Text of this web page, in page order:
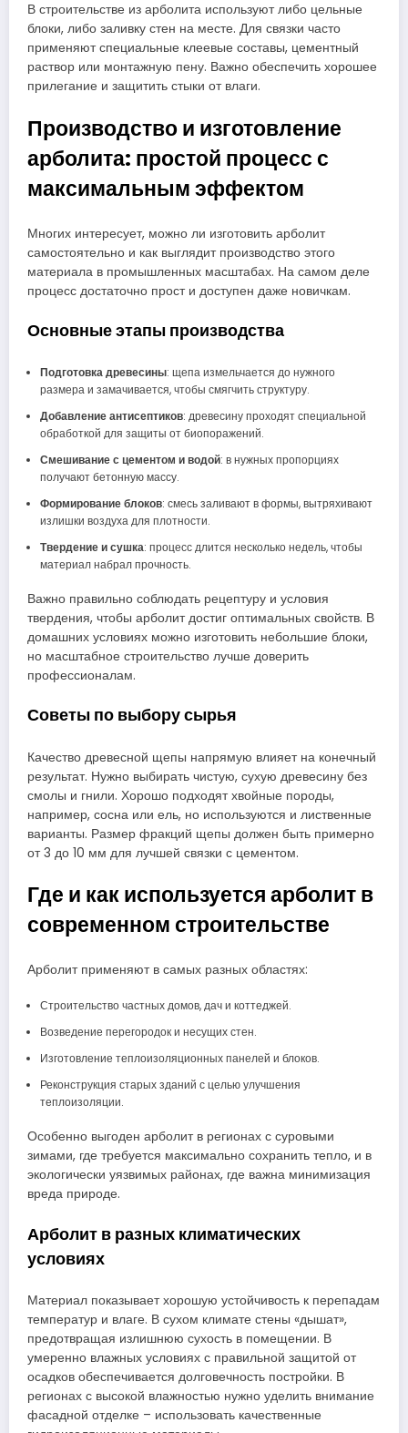
В строительстве из арболита используют либо цельные
блоки, либо заливку стен на месте. Для связки часто
применяют специальные клеевые составы, цементный
раствор или монтажную пену. Важно обеспечить хорошее
прилегание и защитить стыки от влаги.
Производство и изготовление
арболита: простой процесс с
максимальным эффектом
Многих интересует, можно ли изготовить арболит
самостоятельно и как выглядит производство этого
материала в промышленных масштабах. На самом деле
процесс достаточно прост и доступен даже новичкам.
Основные этапы производства
Подготовка древесины: щепа измельчается до нужного
размера и замачивается, чтобы смягчить структуру.
Добавление антисептиков: древесину проходят специальной
обработкой для защиты от биопоражений.
Смешивание с цементом и водой: в нужных пропорциях
получают бетонную массу.
Формирование блоков: смесь заливают в формы, вытряхивают
излишки воздуха для плотности.
Твердение и сушка: процесс длится несколько недель, чтобы
материал набрал прочность.
Важно правильно соблюдать рецептуру и условия
твердения, чтобы арболит достиг оптимальных свойств. В
домашних условиях можно изготовить небольшие блоки,
но масштабное строительство лучше доверить
профессионалам.
Советы по выбору сырья
Качество древесной щепы напрямую влияет на конечный
результат. Нужно выбирать чистую, сухую древесину без
смолы и гнили. Хорошо подходят хвойные породы,
например, сосна или ель, но используются и лиственные
варианты. Размер фракций щепы должен быть примерно
от 3 до 10 мм для лучшей связки с цементом.
Где и как используется арболит в
современном строительстве
Арболит применяют в самых разных областях:
Строительство частных домов, дач и коттеджей.
Возведение перегородок и несущих стен.
Изготовление теплоизоляционных панелей и блоков.
Реконструкция старых зданий с целью улучшения
теплоизоляции.
Особенно выгоден арболит в регионах с суровыми
зимами, где требуется максимально сохранить тепло, и в
экологически уязвимых районах, где важна минимизация
вреда природе.
Арболит в разных климатических
условиях
Материал показывает хорошую устойчивость к перепадам
температур и влаге. В сухом климате стены «дышат»,
предотвращая излишнюю сухость в помещении. В
умеренно влажных условиях с правильной защитой от
осадков обеспечивается долговечность постройки. В
регионах с высокой влажностью нужно уделить внимание
фасадной отделке – использовать качественные